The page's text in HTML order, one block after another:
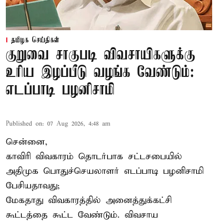
தமிழக செய்திகள்
குறுவை சாகுபடி விவசாயிகளுக்கு
உரிய இழப்பீடு வழங்க வேண்டும்:
எடப்பாடி பழனிசாமி
Published on: 07 Aug 2026, 4:48 am
சென்னை,
காவிரி விவகாரம் தொடர்பாக சட்டசபையில்
அதிமுக பொதுச்செயலாளர் எடப்பாடி பழனிசாமி
பேசியதாவது;
மேகதாது விவகாரத்தில் அனைத்துக்கட்சி
கூட்டத்தை கூட்ட வேண்டும். விவசாய